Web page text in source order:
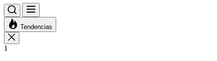
Tendencias
1